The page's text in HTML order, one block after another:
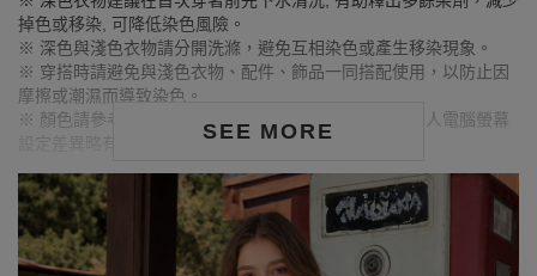
SEE MORE
掉色或移染, 可降低染色風險。
※ 深色與淺色衣物請分開洗滌，避免互相染色或產生移染現象。
※ 穿搭時請避免與淺色衣物、配件、飾品一同搭配使用，以防止因
摩擦或潮濕而導致染色。
※ 顏色請參考單品圖片較為接近，但因圖檔顏色會因個人電腦螢幕
設定差異略有不同，請以實際商品顏色為準。
MODEL資訊
身高175cm／胸圍Bust：83cm
腰圍Waist：60cm／臀圍hips：90cm